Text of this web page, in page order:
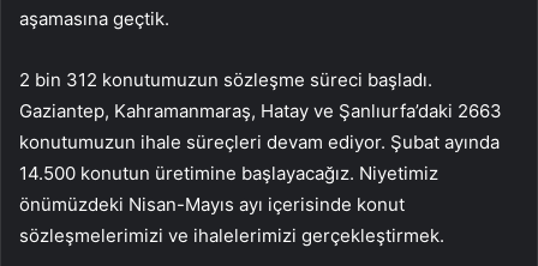
aşamasına geçtik.
2 bin 312 konutumuzun sözleşme süreci başladı.
Gaziantep, Kahramanmaraş, Hatay ve Şanlıurfa’daki 2663
konutumuzun ihale süreçleri devam ediyor. Şubat ayında
14.500 konutun üretimine başlayacağız. Niyetimiz
önümüzdeki Nisan-Mayıs ayı içerisinde konut
sözleşmelerimizi ve ihalelerimizi gerçekleştirmek.